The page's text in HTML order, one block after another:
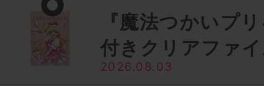
『魔法つかいプ
付きクリアファ
2026.08.03